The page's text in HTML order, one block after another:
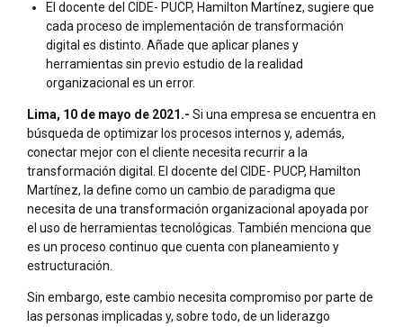
El docente del CIDE- PUCP, Hamilton Martínez, sugiere que
cada proceso de implementación de transformación
digital es distinto. Añade que aplicar planes y
herramientas sin previo estudio de la realidad
organizacional es un error.
Lima, 10 de mayo de 2021.- Si una empresa se encuentra en
búsqueda de optimizar los procesos internos y, además,
conectar mejor con el cliente necesita recurrir a la
transformación digital. El docente del CIDE- PUCP, Hamilton
Martínez, la define como un cambio de paradigma que
necesita de una transformación organizacional apoyada por
el uso de herramientas tecnológicas. También menciona que
es un proceso continuo que cuenta con planeamiento y
estructuración.
Sin embargo, este cambio necesita compromiso por parte de
las personas implicadas y, sobre todo, de un liderazgo